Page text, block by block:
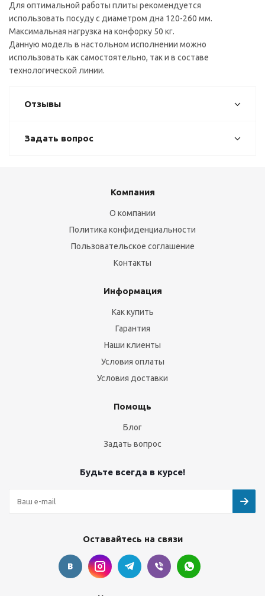
Для оптимальной работы плиты рекомендуется
использовать посуду с диаметром дна 120-260 мм.
Максимальная нагрузка на конфорку 50 кг.
Данную модель в настольном исполнении можно
использовать как самостоятельно, так и в составе
технологической линии.
Отзывы
Задать вопрос
Компания
О компании
Политика конфиденциальности
Пользовательское соглашение
Контакты
Информация
Как купить
Гарантия
Наши клиенты
Условия оплаты
Условия доставки
Помощь
Блог
Задать вопрос
Будьте всегда в курсе!
Оставайтесь на связи